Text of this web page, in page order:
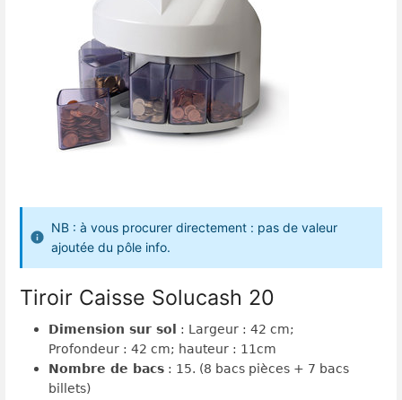
NB : à vous procurer directement : pas de valeur
ajoutée du pôle info.
Tiroir Caisse Solucash 20
Dimension sur sol
: Largeur : 42 cm;
Profondeur : 42 cm; hauteur : 11cm
Nombre de bacs : 15. (8 bacs pièces + 7 bacs
billets)